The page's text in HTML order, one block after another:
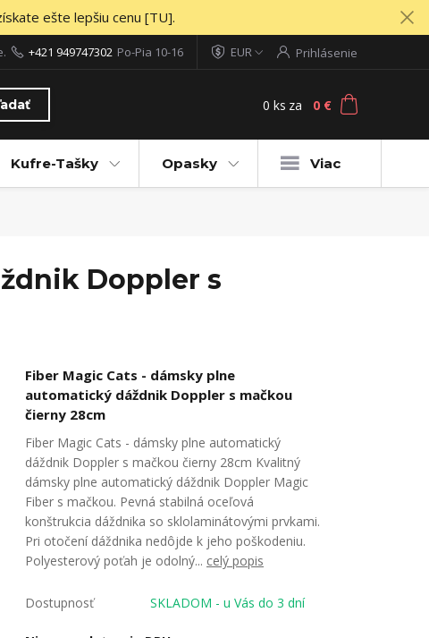
ešte lepšiu cenu [TU].
EUR Prihlásenie
+421 949747302 Po-Pia 10-16
0 ks za 0 €
Kufre-Tašky Opasky Viac
Doppler s
Fiber Magic Cats - dámsky plne
automatický dáždnik Doppler s mačkou
čierny 28cm
Fiber Magic Cats - dámsky plne automatický
dáždnik Doppler s mačkou čierny 28cm Kvalitný
dámsky plne automatický dáždnik Doppler Magic
Fiber s mačkou. Pevná stabilná oceľová
konštrukcia dáždnika so sklolaminátovými prvkami.
Pri otočení dáždnika nedôjde k jeho poškodeniu.
Polyesterový poťah je odolný... celý popis
Dostupnosť SKLADOM - u Vás do 3 dní